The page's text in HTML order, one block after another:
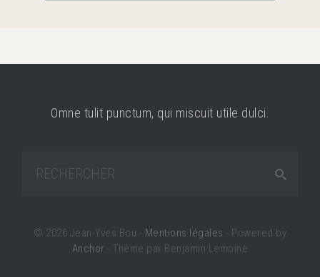
Omne tulit punctum, qui miscuit utile dulci.
© 2026 Jean-Yves Bou - Mentions légales - Powered by
Anchor - Thème par Benjamin Lemoine